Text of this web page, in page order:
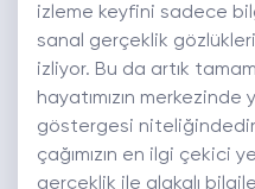
izleme keyfini sadece
sanal gerçeklik
izliyor. Bu da artık
hayatımızın merkezinde
göstergesi
çağımızın en ilgi çekici
gerçeklik ile alakalı